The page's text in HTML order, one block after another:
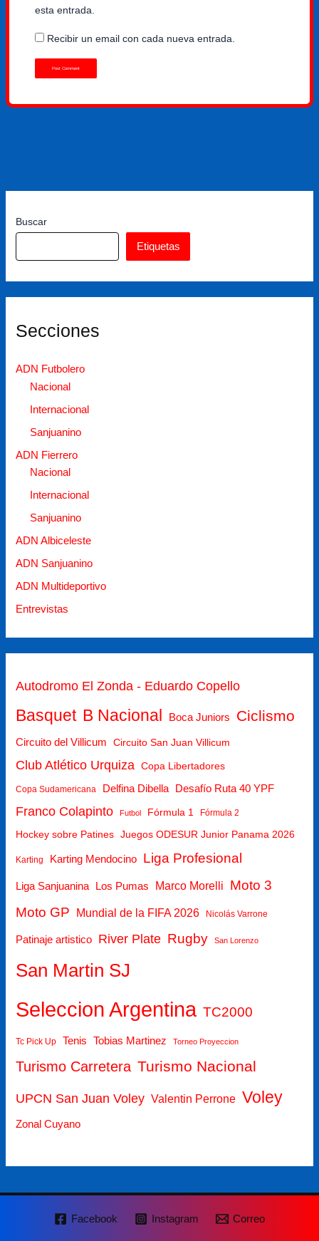
esta entrada.
Recibir un email con cada nueva entrada.
Buscar
Etiquetas
Secciones
ADN Futbolero
Nacional
Internacional
Sanjuanino
ADN Fierrero
Nacional
Internacional
Sanjuanino
ADN Albiceleste
ADN Sanjuanino
ADN Multideportivo
Entrevistas
Autodromo El Zonda - Eduardo Copello
Basquet B Nacional Boca Juniors Ciclismo
Circuito del Villicum Circuito San Juan Villicum
Club Atlético Urquiza Copa Libertadores
Copa Sudamericana Delfina Dibella Desafío Ruta 40 YPF
Franco Colapinto Futbol Fórmula 1 Fórmula 2
Hockey sobre Patines Juegos ODESUR Junior Panama 2026
Karting Karting Mendocino Liga Profesional
Liga Sanjuanina Los Pumas Marco Morelli
Moto 3
Moto GP
Mundial de la FIFA 2026 Nicolás Varrone
Patinaje artistico River Plate Rugby San Lorenzo
San Martin SJ
Seleccion Argentina TC2000
Tc Pick Up Tenis Tobias Martinez Torneo Proyeccion
Turismo Carretera Turismo Nacional
UPCN San Juan Voley Valentin Perrone Voley
Zonal Cuyano
Facebook Instagram Correo